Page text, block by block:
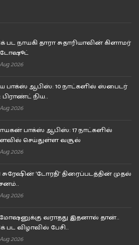
பட நாயகி தாரா சுதாரியாவின் கிளாமர்
2026
பாக்ஸ் ஆபிஸ்: 10 நாட்களில் ஸ்பைடர்
நிய..
2026
பாக்ஸ் ஆபிஸ்: 17 நாட்களில்
செய்துள்ள வசூல்
2026
சுரேஷின் 'டோரதி' திரைப்படத்தின் முதல்
2026
வராதது இதனால் தான்..
பட விழாவில் பேசி..
2026